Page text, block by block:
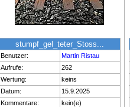
stumpf_gel_teter_Stoss...
Benutzer:
Martin Ristau
Aufrufe:
262
Wertung:
keins
Datum:
15.9.2025
Kommentare:
kein(e)